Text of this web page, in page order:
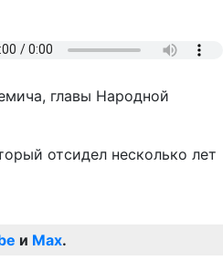
главы Народной
отсидел несколько лет
и Max.